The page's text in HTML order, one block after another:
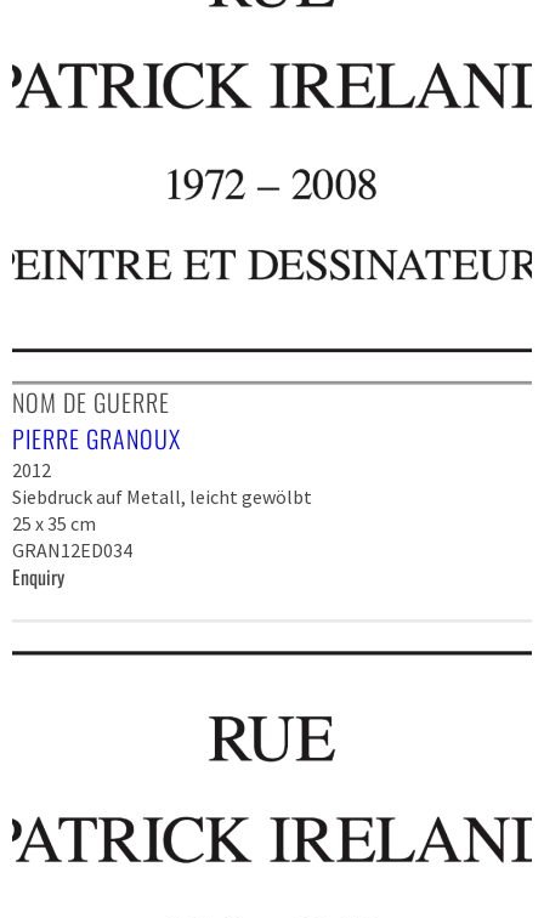
NOM DE GUERRE
PIERRE GRANOUX
2012
Siebdruck auf Metall, leicht gewölbt
25 x 35 cm
GRAN12ED034
Enquiry